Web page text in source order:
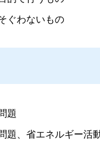
ぐわないもの
題
題、省エネルギー活